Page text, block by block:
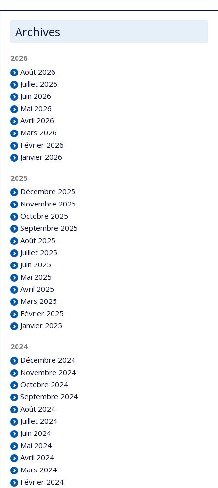
Archives
2026
Août 2026
Juillet 2026
Juin 2026
Mai 2026
Avril 2026
Mars 2026
Février 2026
Janvier 2026
2025
Décembre 2025
Novembre 2025
Octobre 2025
Septembre 2025
Août 2025
Juillet 2025
Juin 2025
Mai 2025
Avril 2025
Mars 2025
Février 2025
Janvier 2025
2024
Décembre 2024
Novembre 2024
Octobre 2024
Septembre 2024
Août 2024
Juillet 2024
Juin 2024
Mai 2024
Avril 2024
Mars 2024
Février 2024